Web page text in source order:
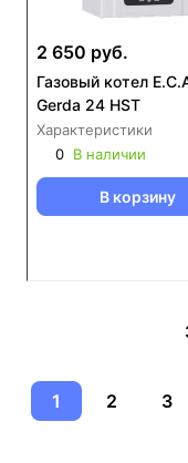
2 650 руб.
Газовый котел
Gerda 24 HST
Характеристики
0 В наличии
В корзину
1 2 3